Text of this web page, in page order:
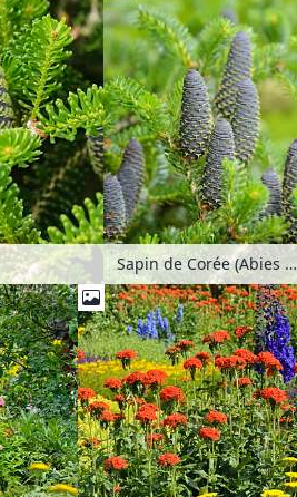
Sapin de Corée (Abies koreana)